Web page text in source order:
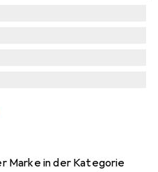
Marke in der Kategorie